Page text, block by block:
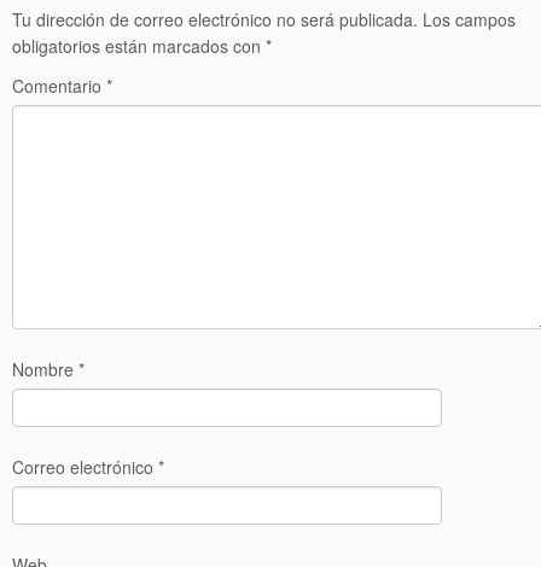
Tu dirección de correo electrónico no será publicada. Los campos
obligatorios están marcados con *
Comentario *
Nombre *
Correo electrónico *